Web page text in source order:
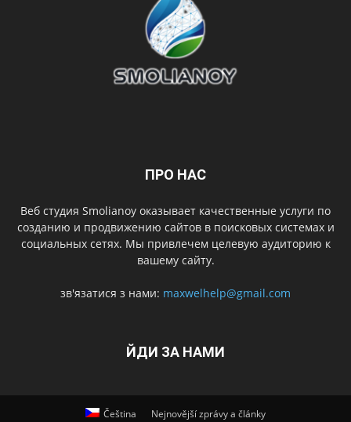
ПРО НАС
Веб студия Smolianoy оказывает качественные услуги по
созданию и продвижению сайтов в поисковых системах и
социальных сетях. Мы привлечем целевую аудиторию к
вашему сайту.
зв'язатися з нами: maxwelhelp@gmail.com
ЙДИ ЗА НАМИ
Čeština Nejnovější zprávy a články